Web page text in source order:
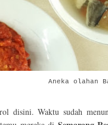
Aneka olahan
disini. Waktu sudah